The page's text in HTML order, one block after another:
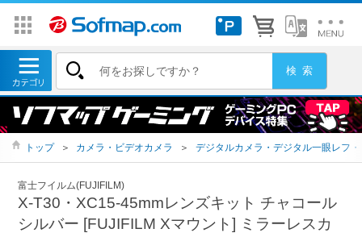
トップ ＞ カメラ・ビデオカメラ ＞ デジタルカメラ・デジタル一眼レフ
富士フイルム(FUJIFILM)
X-T30・XC15-45mmレンズキット チャコール
シルバー [FUJIFILM Xマウント] ミラーレスカ